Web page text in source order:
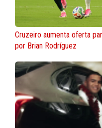
Cruzeiro aumenta oferta
por Brian Rodríguez